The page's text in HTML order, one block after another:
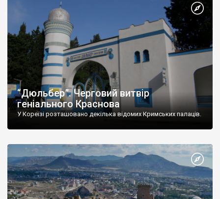
“Дюльбер”. Черговий витвір
геніального Краснова
У Кореїзі розташовано декілька відомих Кримських палаців.